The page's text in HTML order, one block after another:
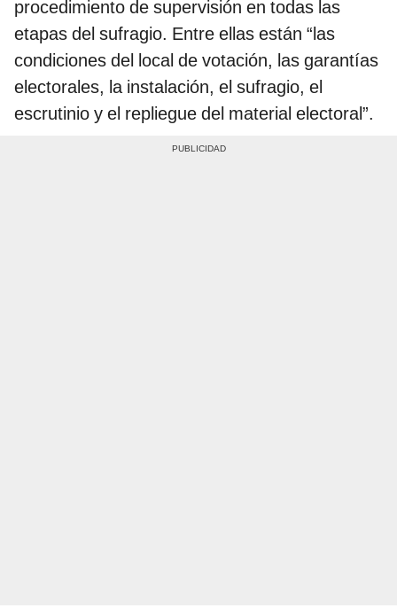
procedimiento de supervisión en todas las
etapas del sufragio. Entre ellas están “las
condiciones del local de votación, las garantías
electorales, la instalación, el sufragio, el
escrutinio y el repliegue del material electoral”.